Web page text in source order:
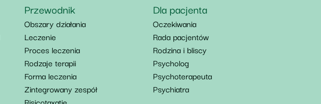
Przewodnik
Obszary działania
Leczenie
Proces leczenia
Rodzaje terapii
Forma leczenia
Zintegrowany zespół
Dla pacjenta
Oczekiwania
Rada pacjentów
Rodzina i bliscy
Psycholog
Psychoterapeuta
Psychiatra